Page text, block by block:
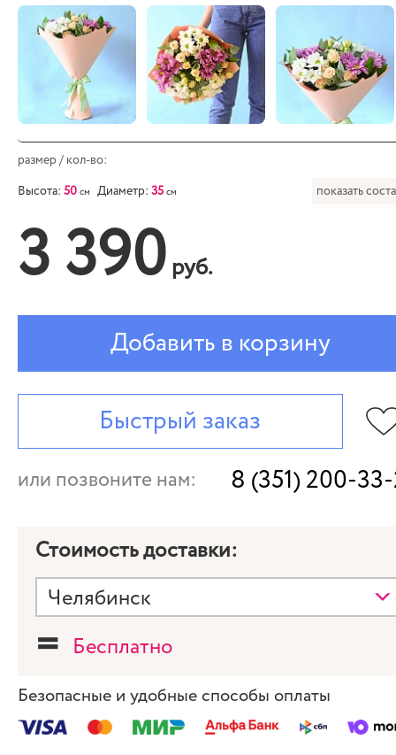
размер / кол-во:
Высота: 50 см Диаметр: 35 см показать
3 390 руб.
Добавить в корзину
Быстрый заказ
или позвоните нам: 8 (351) 200-
Стоимость доставки:
= Бесплатно
Безопасные и удобные способы оплаты